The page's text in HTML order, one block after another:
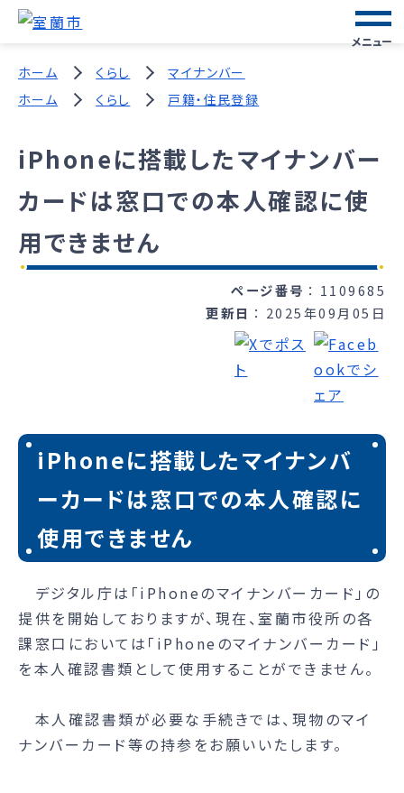
メニュー
ホーム くらし
マイナンバー
ホーム
くらし 戸籍・住民登録
iPhoneに搭載したマイナンバー
カードは窓口での本人確認に使
用できません
ページ番号
1109685
更新日
2025年09月05日
iPhoneに搭載したマイナンバ
ーカードは窓口での本人確認に
使用できません
デジタル庁は「iPhoneのマイナンバーカード」の
提供を開始しておりますが、現在、室蘭市役所の各
課窓口においては「iPhoneのマイナンバーカード」
を本人確認書類として使用することができません。
本人確認書類が必要な手続きでは、現物のマイ
ナンバーカード等の持参をお願いいたします。